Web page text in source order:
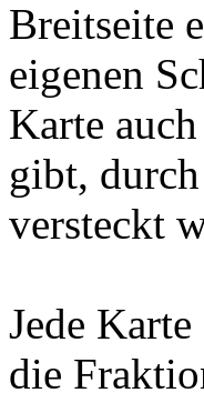
Breitseite
eigenen
Karte
gibt,
versteckt
Jede
die